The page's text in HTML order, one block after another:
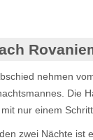
nehmen
Die
nur einem
zwei Nächte ist